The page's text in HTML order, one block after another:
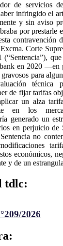
de servicios
infringido el
y sin aviso
por prestarle
contravención
Corte
en 2020 —en
para
técnica
de fijar tarifas
un alza
en los
generado un
en perjuicio
no
económicos,
y de un
tdlc:
2026